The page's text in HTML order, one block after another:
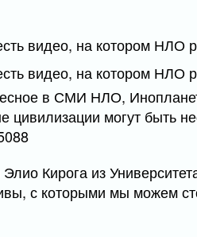
в СМИ НЛО,
цивилизации могут быть
Кирога из
с которыми мы можем